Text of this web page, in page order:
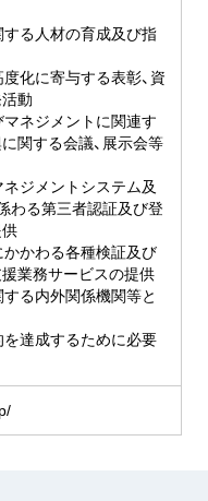
る人材の育成及び指
化に寄与する表彰、資
動
ネジメントに関連す
関する会議、展示会等
ジメントシステム及
わる第三者認証及び登
かわる各種検証及び
業務サービスの提供
る内外関係機関等と
達成するために必要